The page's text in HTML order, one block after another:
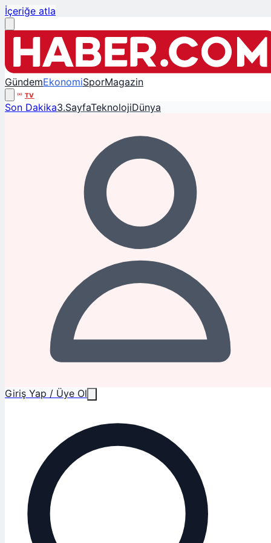
İçeriğe atla
GündemEkonomiSporMagazin
TV
Son Dakika3.SayfaTeknolojiDünya
Giriş Yap / Üye Ol